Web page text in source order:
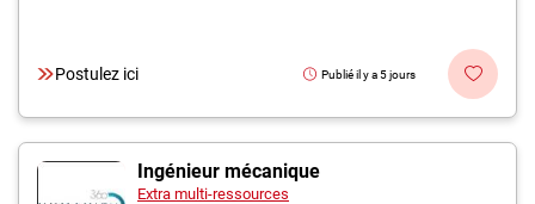
Postulez ici Publié il y a 5 jours
Ingénieur mécanique
Extra multi-ressources